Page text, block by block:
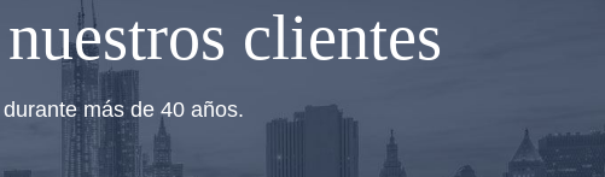
clientes
más de 40 años.